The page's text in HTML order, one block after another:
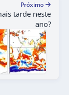
Próximo
tarde neste
ano?